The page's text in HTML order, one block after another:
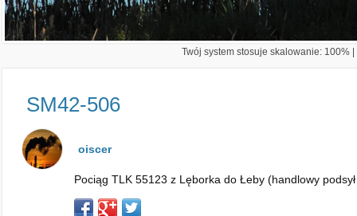
Twój system stosuje skalowanie: 100%
SM42-506
oiscer
Pociąg TLK 55123 z Lęborka do Łeby (handlowy